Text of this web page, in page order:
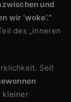
und
wir ‘woke’.“
des „inneren
kleiner